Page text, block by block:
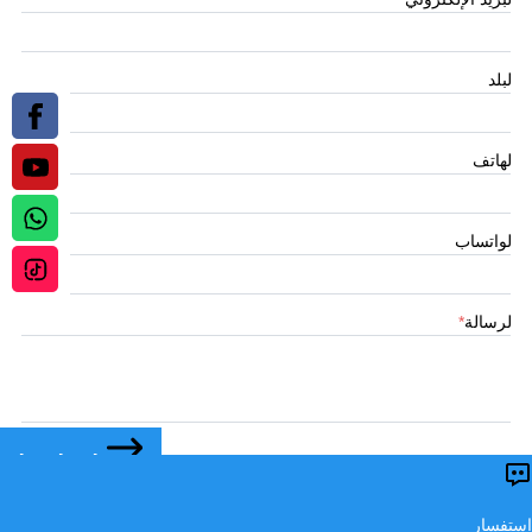
البلد
الهاتف
الواتساب
الرسالة*
استفسار